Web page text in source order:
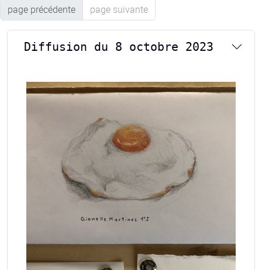
page précédente page suivante
Diffusion du 8 octobre 2023